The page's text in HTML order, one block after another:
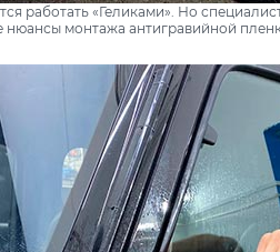
работать «Геликами». Но
нюансы монтажа антигравийной